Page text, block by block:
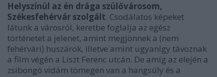
Helyszínül az én drága szülővárosom,
Székesfehérvár szolgált. Csodálatos képeket
látunk a városról, keretbe foglalja az egész
történetet a jelenet, amint megjönnek a (nem
fehérvári) huszárok, illetve amint ugyanígy távoznak
a film végén a Liszt Ferenc utcán. De amíg az elején a
zsibongó vidám tömegen van a hangsúly és a